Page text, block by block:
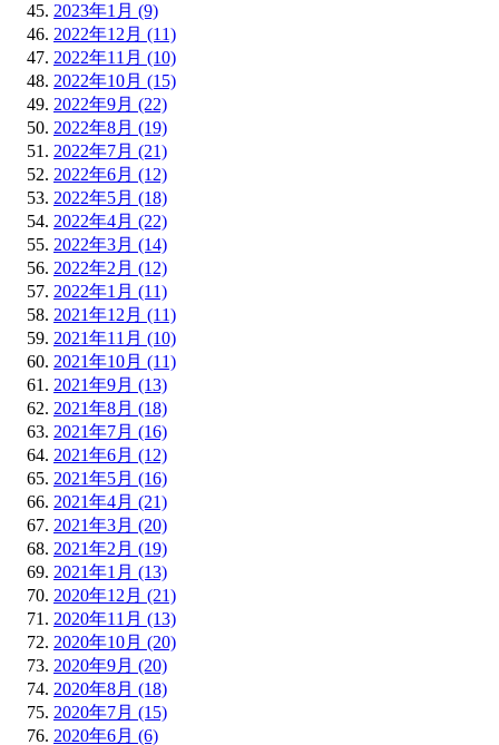
2023年1月 (9)
2022年12月 (11)
2022年11月 (10)
2022年10月 (15)
2022年9月 (22)
2022年8月 (19)
2022年7月 (21)
2022年6月 (12)
2022年5月 (18)
2022年4月 (22)
2022年3月 (14)
2022年2月 (12)
2022年1月 (11)
2021年12月 (11)
2021年11月 (10)
2021年10月 (11)
2021年9月 (13)
2021年8月 (18)
2021年7月 (16)
2021年6月 (12)
2021年5月 (16)
2021年4月 (21)
2021年3月 (20)
2021年2月 (19)
2021年1月 (13)
2020年12月 (21)
2020年11月 (13)
2020年10月 (20)
2020年9月 (20)
2020年8月 (18)
2020年7月 (15)
2020年6月 (6)